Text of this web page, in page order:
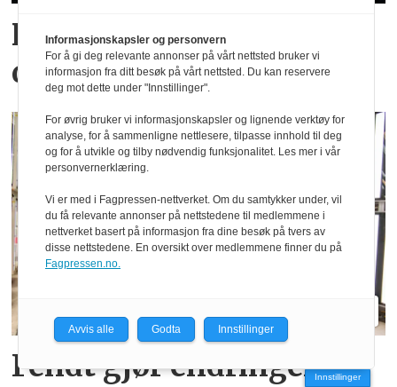
Hvilke merker er størst i
ditt fylke?
Fendt gjør endringer iInnstillinger
Informasjonskapsler og personvern
For å gi deg relevante annonser på vårt nettsted bruker vi
informasjon fra ditt besøk på vårt nettsted. Du kan reservere
deg mot dette under "Innstillinger".
For øvrig bruker vi informasjonskapsler og lignende verktøy for
analyse, for å sammenligne nettlesere, tilpasse innhold til deg
og for å utvikle og tilby nødvendig funksjonalitet. Les mer i vår
personvernerklæring.
Vi er med i Fagpressen-nettverket. Om du samtykker under, vil
du få relevante annonser på nettstedene til medlemmene i
nettverket basert på informasjon fra dine besøk på tvers av
disse nettstedene. En oversikt over medlemmene finner du på
Fagpressen.no.
Avvis alle Godta Innstillinger